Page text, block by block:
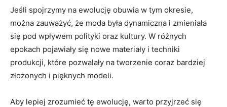
Jeśli spojrzymy na ewolucję obuwia w tym okresie,‍
można zauważyć, że moda była dynamiczna i ⁣zmieniała⁢
się pod wpływem polityki‌ oraz kultury. W różnych
epokach pojawiały się nowe materiały i techniki
produkcji, które pozwalały ⁣na tworzenie coraz bardziej
złożonych i pięknych modeli.
Aby lepiej zrozumieć​ tę ewolucję,⁣ warto przyjrzeć się